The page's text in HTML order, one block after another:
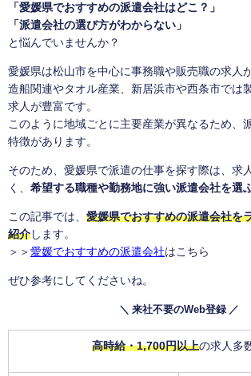
「愛媛県でおすすめの派遣会社はどこ？」
「派遣会社の選び方がわからない」
と悩んでいませんか？
愛媛県は松山市を中心に事務職や販売職の求人
造船関連やタオル産業、新居浜市や西条市では
求人が豊富です。
このように地域ごとに主要産業が異なるため、
特徴があります。
そのため、愛媛県で派遣の仕事を探す際は、求
く、 希望する職種や勤務地に強い派遣会社を選
この記事では、 愛媛県でおすすめの派遣会社を
紹介 します。
＞＞ 愛媛でおすすめの派遣会社はこちら
ぜひ参考にしてくださいね。
＼ 来社不要のWeb登録 ／
高時給・1,700円以上の求人多